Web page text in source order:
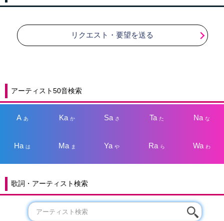
リクエスト・要望を送る
アーティスト50音検索
A あ Kaか Sa さ Taた Na な
Haは Ma ま Yaや Ra ら Wa わ
歌詞・アーティスト検索